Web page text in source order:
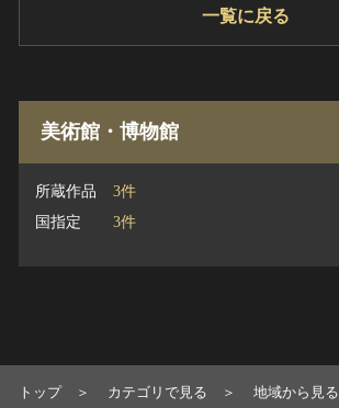
一覧に戻る
美術館・博物館
所蔵作品
3件
国指定
3件
トップ カテゴリで見る
地域から見る